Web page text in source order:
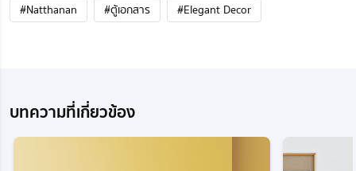
#Natthanan
#ตู้เอกสาร #Elegant Decor
บทความที่เกี่ยวข้อง